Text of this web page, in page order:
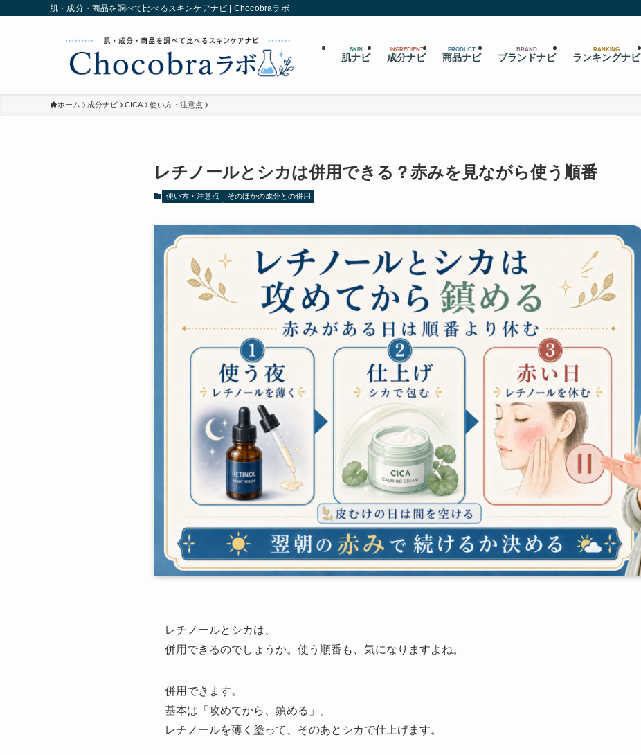
肌・成分・商品を調べて比べるスキンケアナビ | Chocobraラボ
SKIN
肌ナビ
INGREDIENT
成分ナビ
PRODUCT
商品ナビ
BRAND
ブランドナビ
RANKING
ランキングナビ
ホーム 成分ナビ CICA 使い方・注意点
レチノールとシカは併用できる？赤みを見ながら使う順番
使い方・注意点 そのほかの成分との併用
レチノールとシカは、
併用できるのでしょうか。使う順番も、気になりますよね。
併用できます。
基本は「攻めてから、鎮める」。
レチノールを薄く塗って、そのあとシカで仕上げます。